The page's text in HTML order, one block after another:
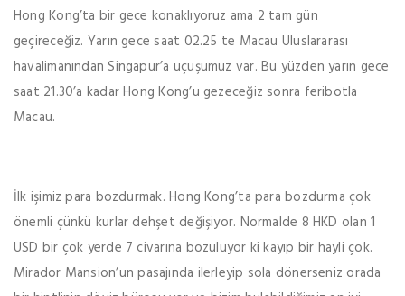
Hong Kong’ta bir gece konaklıyoruz ama 2 tam gün
geçireceğiz. Yarın gece saat 02.25 te Macau Uluslararası
havalimanından Singapur’a uçuşumuz var. Bu yüzden yarın gece
saat 21.30’a kadar Hong Kong’u gezeceğiz sonra feribotla
Macau.
İlk işimiz para bozdurmak. Hong Kong’ta para bozdurma çok
önemli çünkü kurlar dehşet değişiyor. Normalde 8 HKD olan 1
USD bir çok yerde 7 civarına bozuluyor ki kayıp bir hayli çok.
Mirador Mansion’un pasajında ilerleyip sola dönerseniz orada